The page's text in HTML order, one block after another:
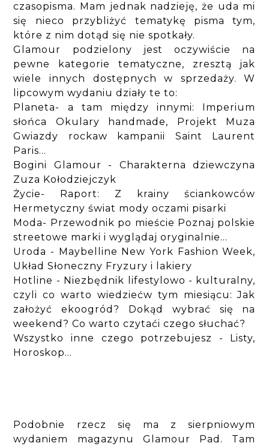
czasopisma. Mam jednak nadzieję, że uda mi
się nieco przybliżyć tematykę pisma tym,
które z nim dotąd się nie spotkały.
Glamour podzielony jest oczywiście na
pewne kategorie tematyczne, zresztą jak
wiele innych dostępnych w sprzedaży. W
lipcowym wydaniu działy te to:
Planeta- a tam między innymi: Imperium
słońca Okulary handmade, Projekt Muza
Gwiazdy rockaw kampanii Saint Laurent
Paris...
Bogini Glamour - Charakterna dziewczyna
Zuza Kołodziejczyk
Życie- Raport: Z krainy ściankowców
Hermetyczny świat mody oczami pisarki
Moda- Przewodnik po mieście Poznaj polskie
streetowe marki i wyglądaj oryginalnie...
Uroda - Maybelline New York Fashion Week,
Układ Słoneczny Fryzury i lakiery
Hotline - Niezbędnik lifestylowo - kulturalny,
czyli co warto wiedziećw tym miesiącu: Jak
założyć ekoogród? Dokąd wybrać się na
weekend? Co warto czytaći czego słuchać?
Wszystko inne czego potrzebujesz - Listy,
Horoskop...
Podobnie rzecz się ma z sierpniowym
wydaniem magazynu Glamour Pad. Tam